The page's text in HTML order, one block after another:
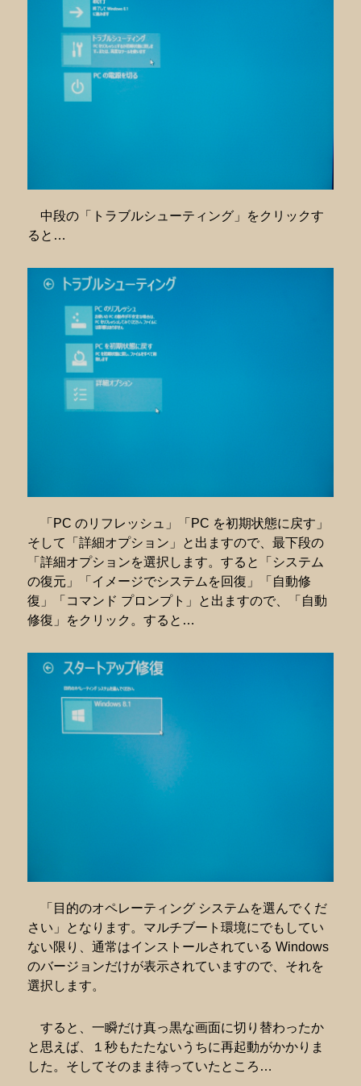
中段の「トラブルシューティング」をクリックす
ると…
「PC のリフレッシュ」「PC を初期状態に戻す」
そして「詳細オプション」と出ますので、最下段の
「詳細オプションを選択します。すると「システム
の復元」「イメージでシステムを回復」「自動修
復」「コマンド プロンプト」と出ますので、「自動
修復」をクリック。すると…
「目的のオペレーティング システムを選んでくだ
さい」となります。マルチブート環境にでもしてい
ない限り、通常はインストールされている Windows
のバージョンだけが表示されていますので、それを
選択します。
すると、一瞬だけ真っ黒な画面に切り替わったか
と思えば、１秒もたたないうちに再起動がかかりま
した。そしてそのまま待っていたところ…